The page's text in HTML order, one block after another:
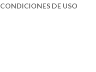
CONDICIONES DE USO